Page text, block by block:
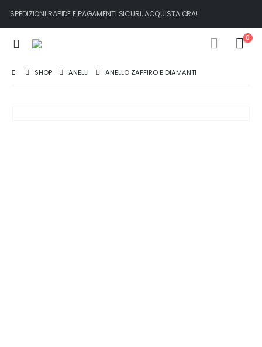
SPEDIZIONI RAPIDE E PAGAMENTI SICURI, ACQUISTA ORA!
0
SHOP ANELLI ANELLO ZAFFIRO E DIAMANTI